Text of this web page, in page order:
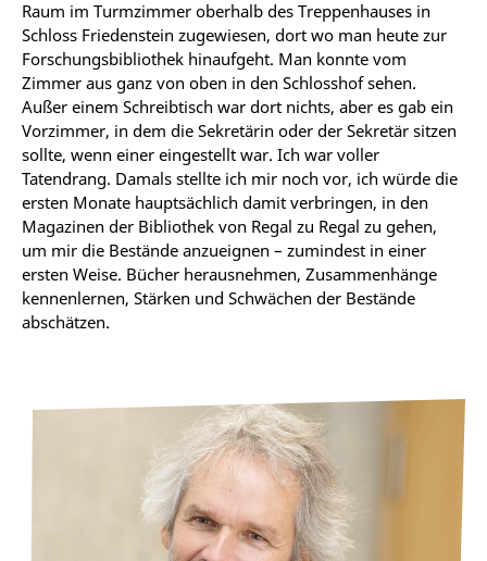
Raum im Turmzimmer oberhalb des Treppenhauses in
Schloss Friedenstein zugewiesen, dort wo man heute zur
Forschungsbibliothek hinaufgeht. Man konnte vom
Zimmer aus ganz von oben in den Schlosshof sehen.
Außer einem Schreibtisch war dort nichts, aber es gab ein
Vorzimmer, in dem die Sekretärin oder der Sekretär sitzen
sollte, wenn einer eingestellt war. Ich war voller
Tatendrang. Damals stellte ich mir noch vor, ich würde die
ersten Monate hauptsächlich damit verbringen, in den
Magazinen der Bibliothek von Regal zu Regal zu gehen,
um mir die Bestände anzueignen – zumindest in einer
ersten Weise. Bücher herausnehmen, Zusammenhänge
kennenlernen, Stärken und Schwächen der Bestände
abschätzen.